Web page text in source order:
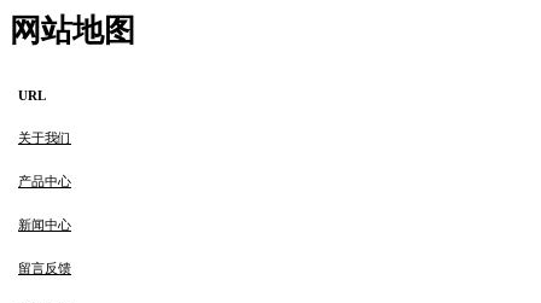
网站地图
URL
关于我们
产品中心
新闻中心
留言反馈